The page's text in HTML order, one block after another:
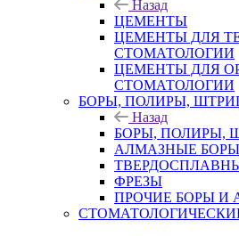
Назад
ЦЕМЕНТЫ
ЦЕМЕНТЫ ДЛЯ
СТОМАТОЛОГИИ
ЦЕМЕНТЫ ДЛЯ
СТОМАТОЛОГИИ
БОРЫ, ПОЛИРЫ,
Назад
БОРЫ, ПОЛИРЫ,
АЛМАЗНЫЕ БОРЫ
ФРЕЗЫ
ПРОЧИЕ БОРЫ И